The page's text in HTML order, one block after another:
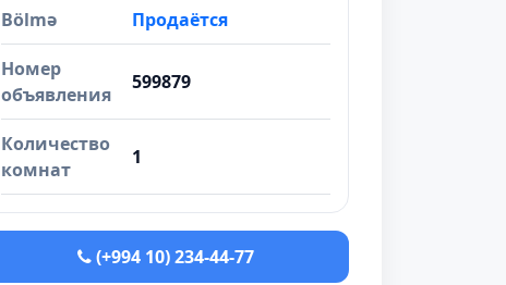
Bölmə Продаётся
Номер
объявления
599879
Количество
комнат
1
(+994 10) 234-44-77